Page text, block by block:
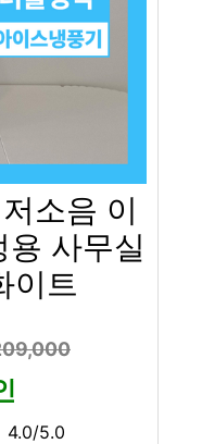
소음 이
사무실
이트
4.0/5.0